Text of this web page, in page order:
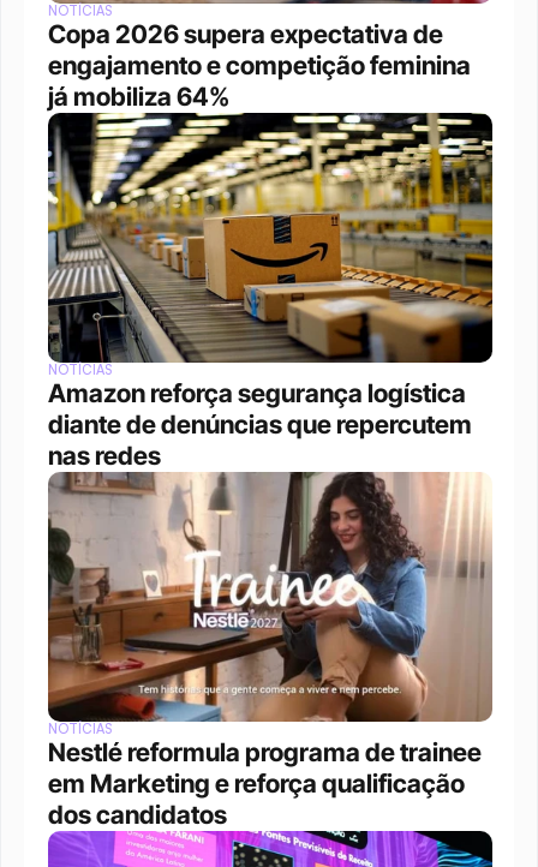
NOTÍCIAS
Copa 2026 supera expectativa de
engajamento e competição feminina
já mobiliza 64%
NOTÍCIAS
Amazon reforça segurança logística
diante de denúncias que repercutem
nas redes
NOTÍCIAS
Nestlé reformula programa de trainee
em Marketing e reforça qualificação
dos candidatos